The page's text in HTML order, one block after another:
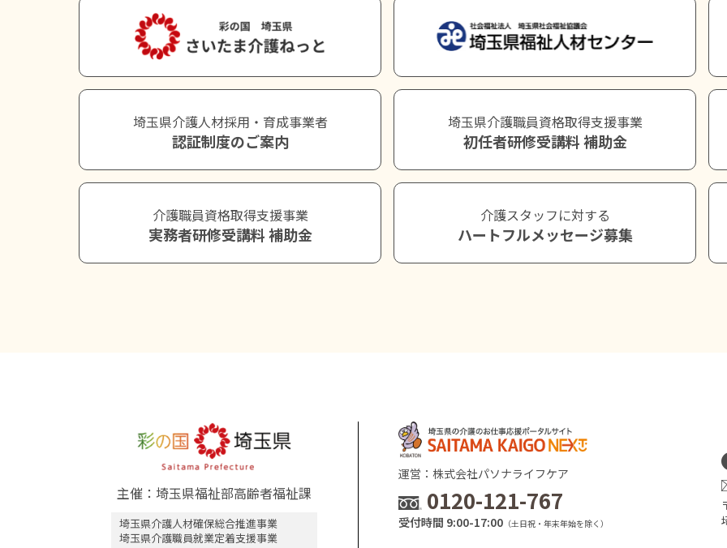
埼玉県介護人材採用・育成事業者
認証制度のご案内
埼玉県介護職員資格取得支援事業
初任者研修受講料 補助金
介護職員資格取得支援事業
実務者研修受講料 補助金
介護スタッフに対する
ハートフルメッセージ募集
主催：埼玉県福祉部高齢者福祉課
埼玉県介護人材確保総合推進事業
埼玉県介護職員就業定着支援事業
運営：株式会社パソナライフケア
0120-121-767
受付時間 9:00-17:00 （土日祝・年末年始を除く）